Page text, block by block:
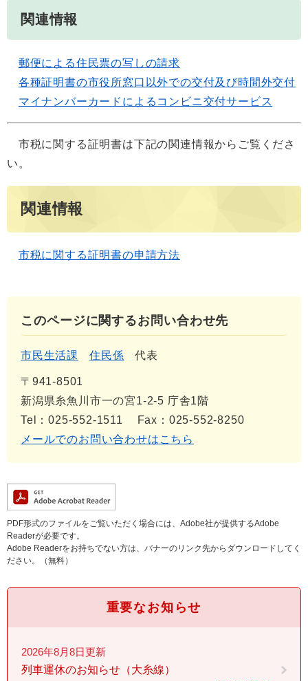
関連情報
郵便による住民票の写しの請求
各種証明書の市役所窓口以外での交付及び時間外交付
マイナンバーカードによるコンビニ交付サービス
市税に関する証明書は下記の関連情報からご覧くださ
い。
関連情報
市税に関する証明書の申請方法
このページに関するお問い合わせ先
市民生活課 住民係 代表
〒941-8501
新潟県糸魚川市一の宮1-2-5 庁舎1階
Tel：025-552-1511
Fax：025-552-8250
メールでのお問い合わせはこちら
PDF形式のファイルをご覧いただく場合には、Adobe社が提供するAdobe
Readerが必要です。
Adobe Readerをお持ちでない方は、バナーのリンク先からダウンロードしてく
ださい。（無料）
重要なお知らせ
2026年8月8日更新
列車運休のお知らせ（大糸線）